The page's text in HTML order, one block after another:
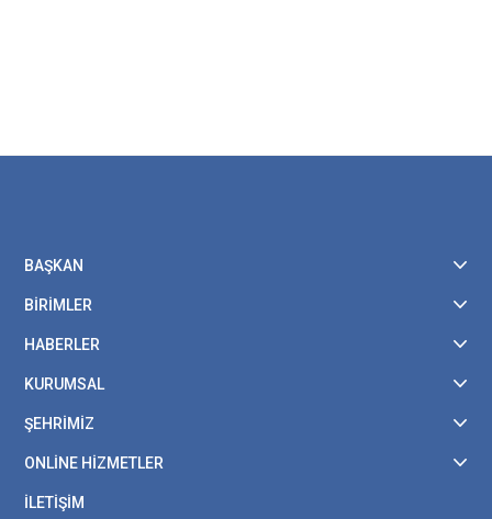
BAŞKAN
BİRİMLER
HABERLER
KURUMSAL
ŞEHRİMİZ
ONLİNE HİZMETLER
İLETİŞİM